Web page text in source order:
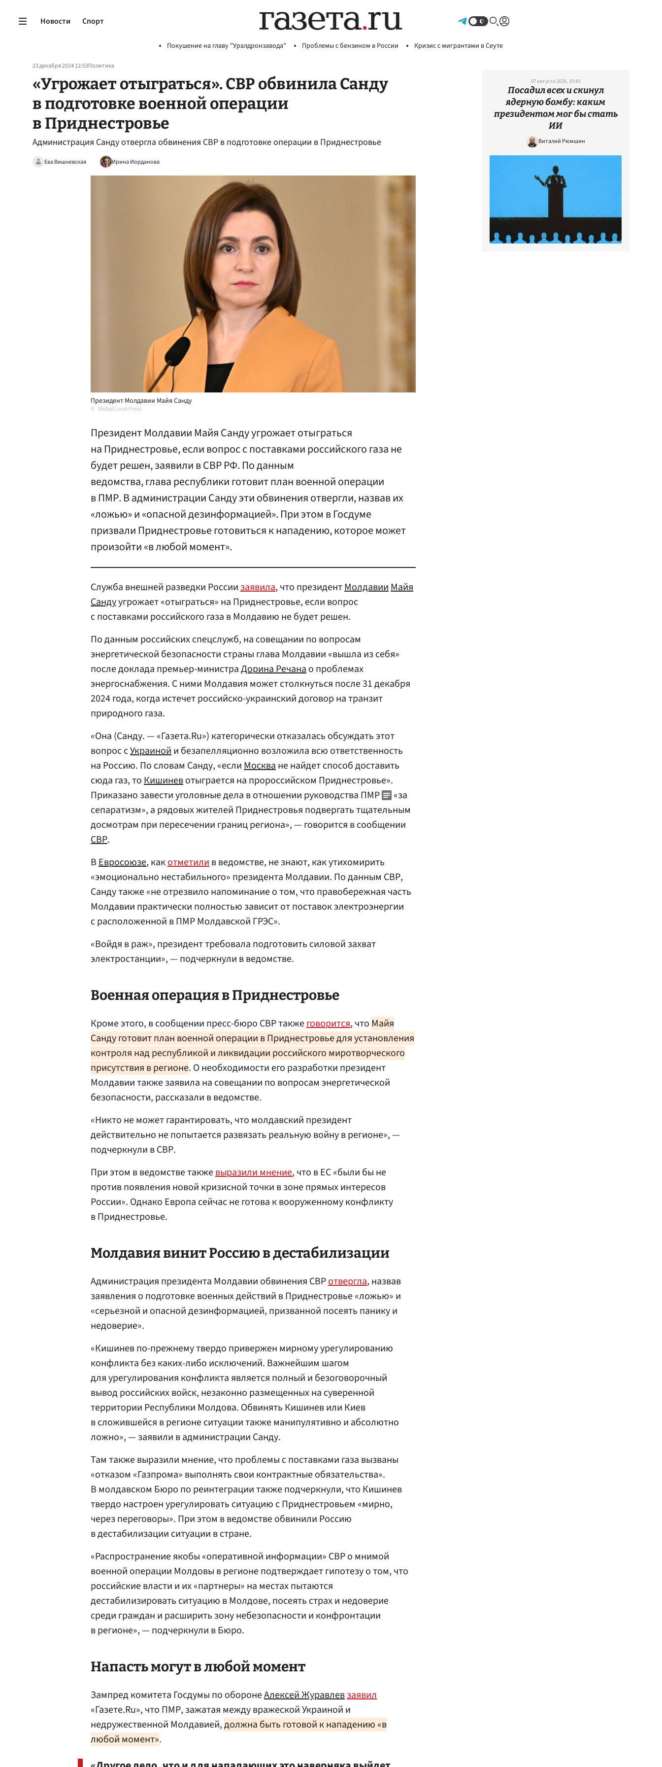
Новости Спорт
Покушение на главу "Уралдронзавода" Проблемы с бензином в России Кризис с мигрантами в Сеуте
23 декабря 2024 12:53Политика
«Угрожает отыграться». СВР обвинила Санду
в подготовке военной операции
в Приднестровье
Администрация Санду отвергла обвинения СВР в подготовке операции в Приднестровье
Ева Вишневская Ирина Иорданова
Президент Молдавии Майя Санду
Global Look Press
Президент Молдавии Майя Санду угрожает отыграться
на Приднестровье, если вопрос с поставками российского газа не
будет решен, заявили в СВР РФ. По данным
ведомства, глава республики готовит план военной операции
в ПМР. В администрации Санду эти обвинения отвергли, назвав их
«ложью» и «опасной дезинформацией». При этом в Госдуме
призвали Приднестровье готовиться к нападению, которое может
произойти «в любой момент».
Служба внешней разведки Россиизаявила, что президентМолдавииМайя
Сандуугрожает «отыграться» на Приднестровье, если вопрос
с поставками российского газа в Молдавию не будет решен.
По данным российских спецслужб, на совещании по вопросам
энергетической безопасности страны глава Молдавии «вышла из себя»
после доклада премьер-министраДорина Речанао проблемах
энергоснабжения. С ними Молдавия может столкнуться после 31 декабря
2024 года, когда истечет российско-украинский договор на транзит
природного газа.
«Она (Санду. — «Газета.Ru») категорически отказалась обсуждать этот
вопрос сУкраинойи безапелляционно возложила всю ответственность
на Россию. По словам Санду, «еслиМоскване найдет способ доставить
сюда газ, тоКишиневотыграется на пророссийском Приднестровье».
Приказано завести уголовные дела в отношении руководства ПМР
«за
сепаратизм», а рядовых жителей Приднестровья подвергать тщательным
досмотрам при пересечении границ региона», — говорится в сообщении
СВР.
ВЕвросоюзе, какотметилив ведомстве, не знают, как утихомирить
«эмоционально нестабильного» президента Молдавии. По данным СВР,
Санду также «не отрезвило напоминание о том, что правобережная часть
Молдавии практически полностью зависит от поставок электроэнергии
с расположенной в ПМР Молдавской ГРЭС».
«Войдя в раж», президент требовала подготовить силовой захват
электростанции», — подчеркнули в ведомстве.
Военная операция в Приднестровье
Кроме этого, в сообщении пресс-бюро СВР такжеговорится, что Майя
Санду готовит план военной операции в Приднестровье для установления
контроля над республикой и ликвидации российского миротворческого
присутствия в регионе. О необходимости его разработки президент
Молдавии также заявила на совещании по вопросам энергетической
безопасности, рассказали в ведомстве.
«Никто не может гарантировать, что молдавский президент
действительно не попытается развязать реальную войну в регионе», —
подчеркнули в СВР.
При этом в ведомстве такжевыразили мнение, что в ЕС «были бы не
против появления новой кризисной точки в зоне прямых интересов
России». Однако Европа сейчас не готова к вооруженному конфликту
в Приднестровье.
Молдавия винит Россию в дестабилизации
Администрация президента Молдавии обвинения СВРотвергла, назвав
заявления о подготовке военных действий в Приднестровье «ложью» и
«серьезной и опасной дезинформацией, призванной посеять панику и
недоверие».
«Кишинев по-прежнему твердо привержен мирному урегулированию
конфликта без каких-либо исключений. Важнейшим шагом
для урегулирования конфликта является полный и безоговорочный
вывод российских войск, незаконно размещенных на суверенной
территории Республики Молдова. Обвинять Кишинев или Киев
в сложившейся в регионе ситуации также манипулятивно и абсолютно
ложно», — заявили в администрации Санду.
Там также выразили мнение, что проблемы с поставками газа вызваны
«отказом «Газпрома» выполнять свои контрактные обязательства».
В молдавском Бюро по реинтеграции также подчеркнули, что Кишинев
твердо настроен урегулировать ситуацию с Приднестровьем «мирно,
через переговоры». При этом в ведомстве обвинили Россию
в дестабилизации ситуации в стране.
«Распространение якобы «оперативной информации» СВР о мнимой
военной операции Молдовы в регионе подтверждает гипотезу о том, что
российские власти и их «партнеры» на местах пытаются
дестабилизировать ситуацию в Молдове, посеять страх и недоверие
среди граждан и расширить зону небезопасности и конфронтации
в регионе», — подчеркнули в Бюро.
Напасть могут в любой момент
Зампред комитета Госдумы по оборонеАлексей Журавлевзаявил
«Газете.Ru», что ПМР, зажатая между вражеской Украиной и
недружественной Молдавией,должна быть готовой к нападению «в
любой момент».
07 августа 2026, 10:43
Посадил всех и скинул
ядерную бомбу: каким
президентом мог бы стать
ИИ
Виталий Рюмшин